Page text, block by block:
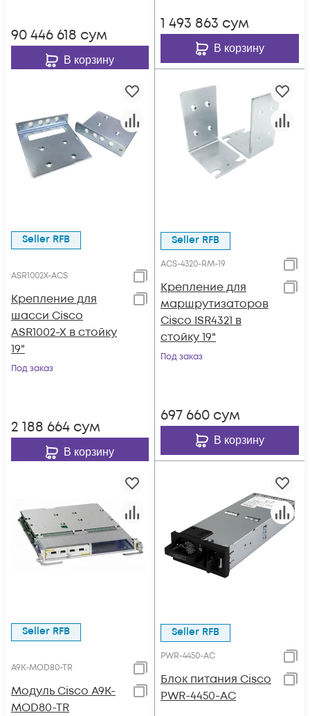
90 446 618 сум
В корзину
1 493 863 сум
В корзину
Seller RFB
ASR1002X-ACS
Крепление для
шасси Cisco
ASR1002-X в стойку
19"
Под заказ
2 188 664 сум
В корзину
Seller RFB
ACS-4320-RM-19
Крепление для
маршрутизаторов
Cisco ISR4321 в
стойку 19"
Под заказ
697 660 сум
В корзину
Seller RFB
A9K-MOD80-TR
Модуль Cisco A9K-
MOD80-TR
Seller RFB
PWR-4450-AC
Блок питания Cisco
PWR-4450-AC